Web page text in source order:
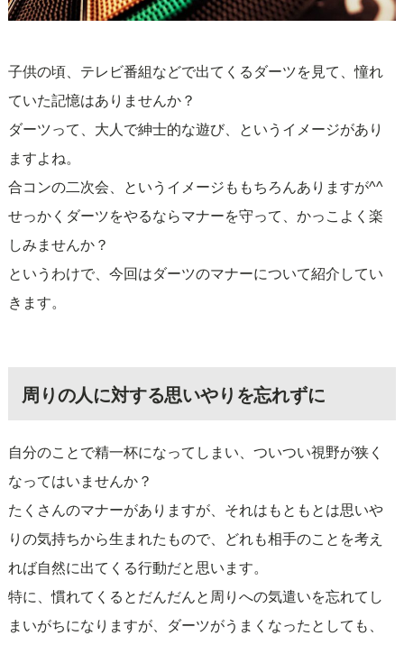
子供の頃、テレビ番組などで出てくるダーツを見て、憧れ
ていた記憶はありませんか？
ダーツって、大人で紳士的な遊び、というイメージがあり
ますよね。
合コンの二次会、というイメージももちろんありますが^^
せっかくダーツをやるならマナーを守って、かっこよく楽
しみませんか？
というわけで、今回はダーツのマナーについて紹介してい
きます。
周りの人に対する思いやりを忘れずに
自分のことで精一杯になってしまい、ついつい視野が狭く
なってはいませんか？
たくさんのマナーがありますが、それはもともとは思いや
りの気持ちから生まれたもので、どれも相手のことを考え
れば自然に出てくる行動だと思います。
特に、慣れてくるとだんだんと周りへの気遣いを忘れてし
まいがちになりますが、ダーツがうまくなったとしても、